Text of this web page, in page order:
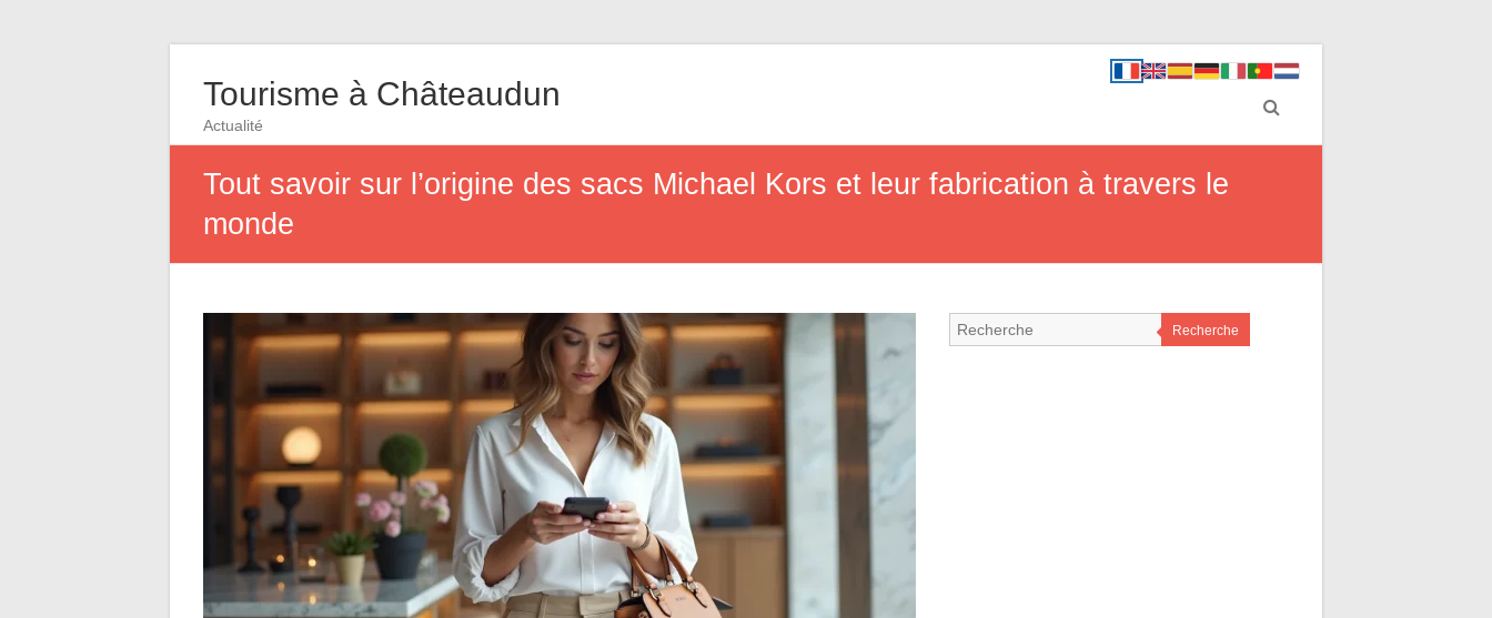
Tourisme à Châteaudun
Actualité
Tout savoir sur l’origine des sacs Michael Kors et leur fabrication à travers le
monde
Recherche